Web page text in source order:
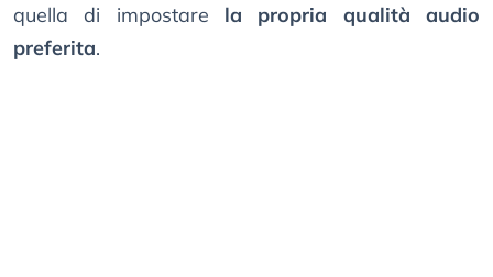
quella di impostare la propria qualità audio
preferita.